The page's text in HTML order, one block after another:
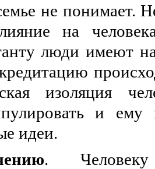
не понимает.
на
люди имеют
изоляция
и ему
идеи.
.